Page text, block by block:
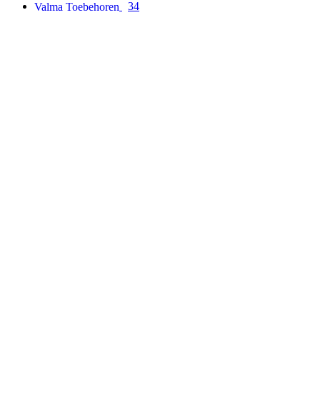
Valma Toebehoren
34